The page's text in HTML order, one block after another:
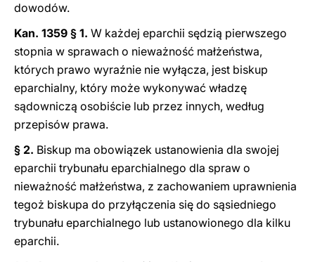
dowodów.
Kan. 1359 § 1. W każdej eparchii sędzią pierwszego
stopnia w sprawach o nieważność małżeństwa,
których prawo wyraźnie nie wyłącza, jest biskup
eparchialny, który może wykonywać władzę
sądowniczą osobiście lub przez innych, według
przepisów prawa.
§ 2. Biskup ma obowiązek ustanowienia dla swojej
eparchii trybunału eparchialnego dla spraw o
nieważność małżeństwa, z zachowaniem uprawnienia
tegoż biskupa do przyłączenia się do sąsiedniego
trybunału eparchialnego lub ustanowionego dla kilku
eparchii.